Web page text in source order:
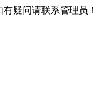
疑问请联系管理员！